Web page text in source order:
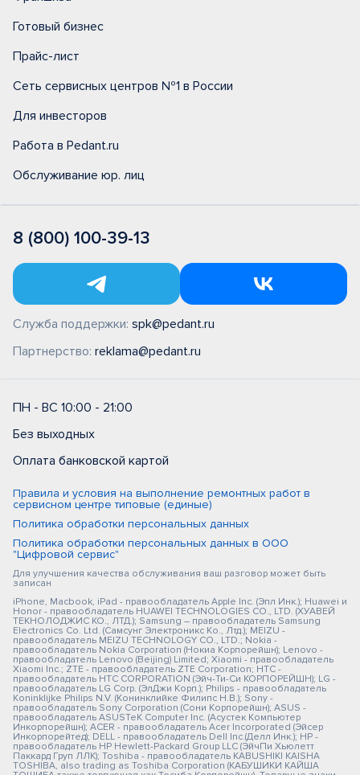
Готовый бизнес
Прайс-лист
Сеть сервисных центров №1 в России
Для инвесторов
Работа в Pedant.ru
Обслуживание юр. лиц
8 (800) 100-39-13
Служба поддержки: spk@pedant.ru
Партнерство: reklama@pedant.ru
ПН - ВС 10:00 - 21:00
Без выходных
Оплата банковской картой
Правила и условия на выполнение ремонтных работ в
сервисном центре типовые (единые)
Политика обработки персональных данных
Политика обработки персональных данных в ООО
"Цифровой сервис"
Для улучшения качества обслуживания ваш разговор может быть
записан
iPhone, Macbook, iPad - правообладатель Apple Inc. (Эпл Инк.); Huawei и
Honor - правообладатель HUAWEI TECHNOLOGIES CO., LTD. (ХУАВЕЙ
ТЕКНОЛОДЖИС КО., ЛТД.); Samsung – правообладатель Samsung
Electronics Co. Ltd. (Самсунг Электроникс Ко., Лтд.); MEIZU -
правообладатель MEIZU TECHNOLOGY CO., LTD.; Nokia -
правообладатель Nokia Corporation (Нокиа Корпорейшн); Lenovo -
правообладатель Lenovo (Beijing) Limited; Xiaomi - правообладатель
Xiaomi Inc.; ZTE - правообладатель ZTE Corporation; HTC -
правообладатель HTC CORPORATION (Эйч-Ти-Си КОРПОРЕЙШН); LG -
правообладатель LG Corp. (ЭлДжи Корп.); Philips - правообладатель
Koninklijke Philips N.V. (Конинклийке Филипс Н.В.); Sony -
правообладатель Sony Corporation (Сони Корпорейшн); ASUS -
правообладатель ASUSTeK Computer Inc. (Асустек Компьютер
Инкорпорейшн); ACER - правообладатель Acer Incorporated (Эйсер
Инкорпорейтед); DELL - правообладатель Dell Inc.(Делл Инк.); HP -
правообладатель HP Hewlett-Packard Group LLC (ЭйчПи Хьюлетт
Паккард Груп ЛЛК); Toshiba - правообладатель KABUSHIKI KAISHA
TOSHIBA, also trading as Toshiba Corporation (КАБУШИКИ КАЙША